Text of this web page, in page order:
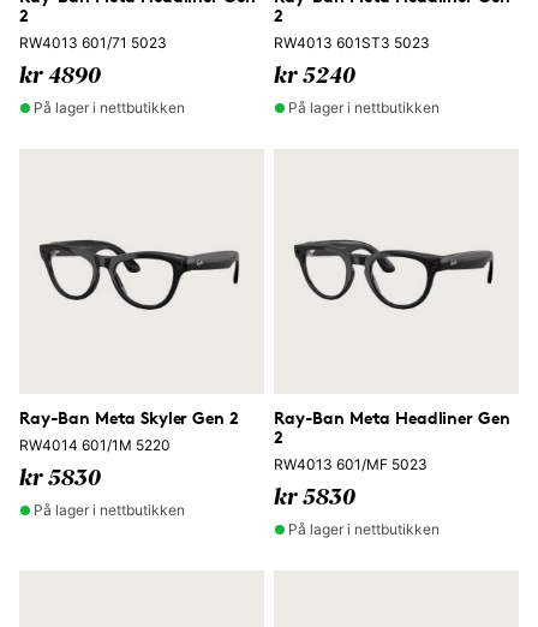
2
RW4013 601/71 5023
kr 4890
På lager i nettbutikken
2
RW4013 601ST3 5023
kr 5240
På lager i nettbutikken
Ray-Ban Meta Skyler Gen 2
RW4014 601/1M 5220
kr 5830
På lager i nettbutikken
Ray-Ban Meta Headliner Gen
2
RW4013 601/MF 5023
kr 5830
På lager i nettbutikken